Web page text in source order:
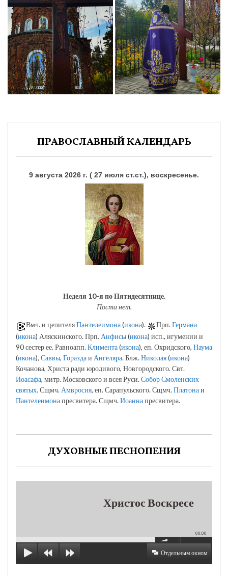
ПРАВОСЛАВНЫЙ КАЛЕНДАРЬ
9 августа 2026 г. ( 27 июля ст.ст.), воскресенье.
Неделя 10-я по Пятидесятнице.
Поста нет.
Вмч. и целителяПантелеимона(икона). Прп.Германа
(икона) Аляскинского. Прп.Анфисы(икона) исп., игумении и
90 сестер ее. Равноапп.Климента(икона), еп. Охридского, Наума
(икона), Саввы, Гораздаи Ангеляра. Блж.Николая(икона)
Кочанова, Христа ради юродивого, Новгородского. Свт.
Иоасафа, митр. Московского и всея Руси.Собор Смоленских
святых. Сщмч.Амвросия, еп. Сарапульского. Сщмч.Платонаи
Пантелеимонапресвитера. Сщмч.Иоаннапресвитера.
ДУХОВНЫЕ ПЕСНОПЕНИЯ
Христос Воскресе
00:00
Отдельным окном